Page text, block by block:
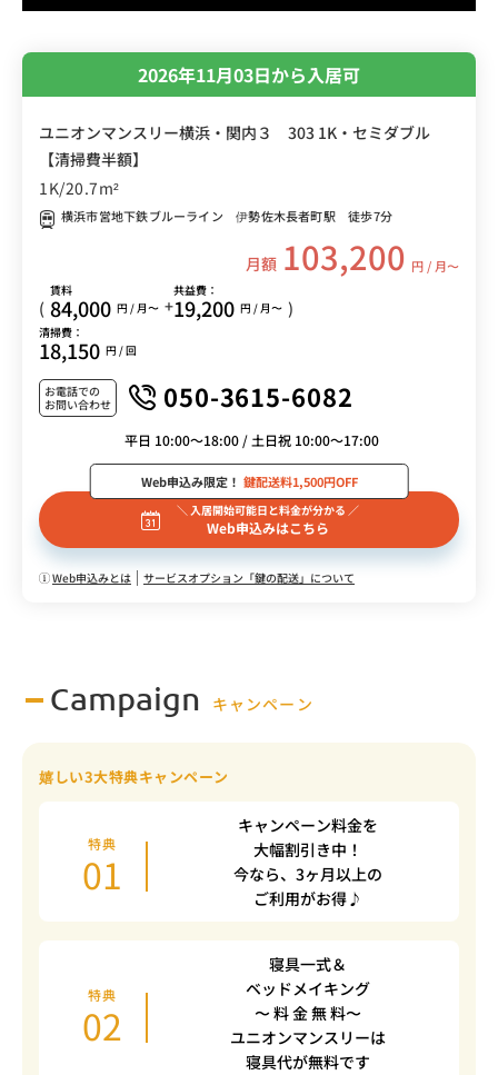
2026年11月03日から入居可
ユニオンマンスリー横浜・関内３ 303 1K・セミダブル
【清掃費半額】
1K/20.7m²
横浜市営地下鉄ブルーライン 伊勢佐木長者町駅 徒歩7分
月額 103,200 円 / 月〜
(
賃料
84,000 円 / 月〜 +
共益費：
19,200 円 / 月〜 )
清掃費：
18,150 円 / 回
お電話での
お問い合わせ
050-3615-6082
平日 10:00～18:00 / 土日祝 10:00～17:00
＼ 入居開始可能日と料金が分かる ／
Web申込みはこちら
Web申込み限定！ 鍵配送料1,500円OFF
Web申込みとは サービスオプション「鍵の配送」について
Campaign キャンペーン
嬉しい3大特典キャンペーン
特典
01
キャンペーン料金を
大幅割引き中！
今なら、3ヶ月以上の
ご利用がお得♪
特典
02
寝具一式＆
ベッドメイキング
〜 料 金 無 料〜
ユニオンマンスリーは
寝具代が無料です